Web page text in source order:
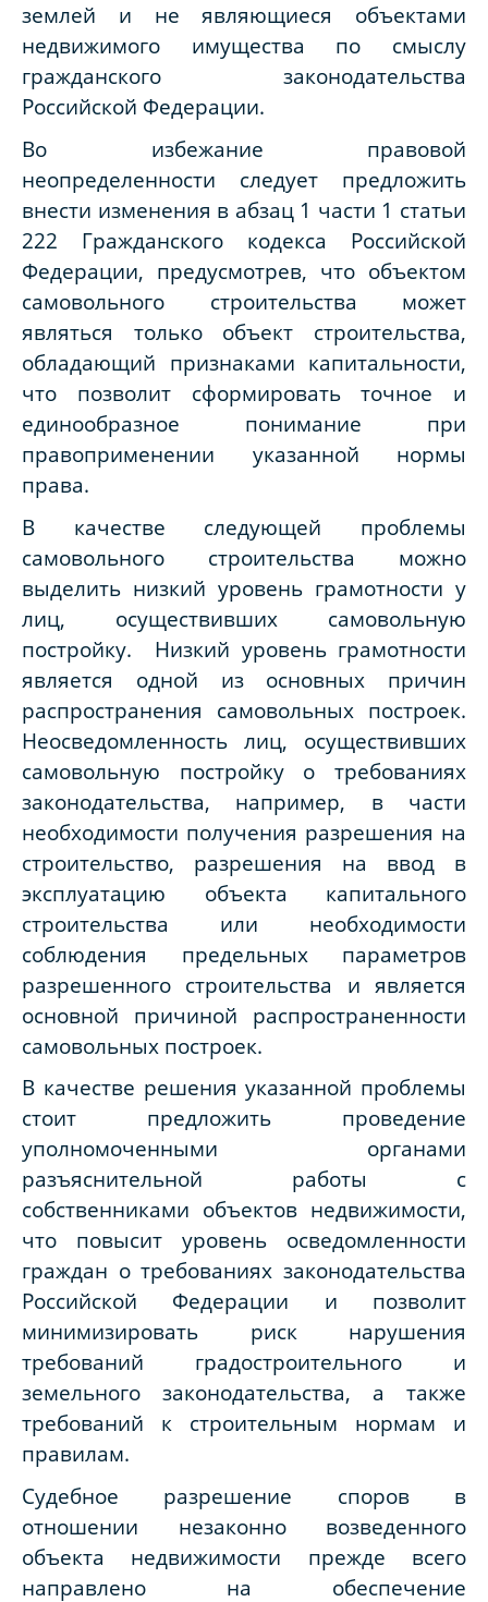
землей и не являющиеся объектами
недвижимого имущества по смыслу
гражданского законодательства
Российской Федерации.
Во избежание правовой
неопределенности следует предложить
внести изменения в абзац 1 части 1 статьи
222 Гражданского кодекса Российской
Федерации, предусмотрев, что объектом
самовольного строительства может
являться только объект строительства,
обладающий признаками капитальности,
что позволит сформировать точное и
единообразное понимание при
правоприменении указанной нормы
права.
В качестве следующей проблемы
самовольного строительства можно
выделить низкий уровень грамотности у
лиц, осуществивших самовольную
постройку. Низкий уровень грамотности
является одной из основных причин
распространения самовольных построек.
Неосведомленность лиц, осуществивших
самовольную постройку о требованиях
законодательства, например, в части
необходимости получения разрешения на
строительство, разрешения на ввод в
эксплуатацию объекта капитального
строительства или необходимости
соблюдения предельных параметров
разрешенного строительства и является
основной причиной распространенности
самовольных построек.
В качестве решения указанной проблемы
стоит предложить проведение
уполномоченными органами
разъяснительной работы с
собственниками объектов недвижимости,
что повысит уровень осведомленности
граждан о требованиях законодательства
Российской Федерации и позволит
минимизировать риск нарушения
требований градостроительного и
земельного законодательства, а также
требований к строительным нормам и
правилам.
Судебное разрешение споров в
отношении незаконно возведенного
объекта недвижимости прежде всего
направлено на обеспечение